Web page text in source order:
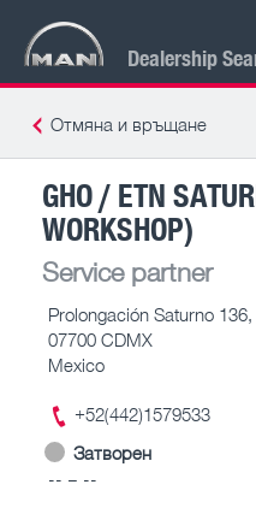
Dealership
Отмяна и връщане
GHO / ETN
WORKSHOP)
Service partner
Prolongación Saturno
07700 CDMX
Mexico
+52(442)1579533
Затворен
-- – --